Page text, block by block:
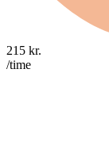
215 kr.
/time